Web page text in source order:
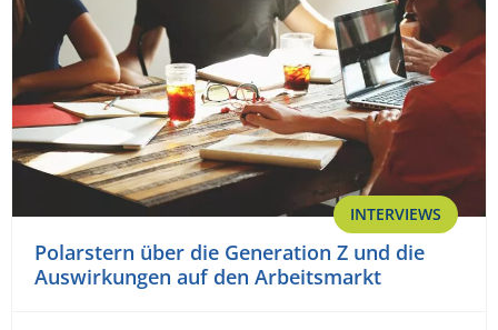
INTERVIEWS
Polarstern über die Generation Z und die
Auswirkungen auf den Arbeitsmarkt